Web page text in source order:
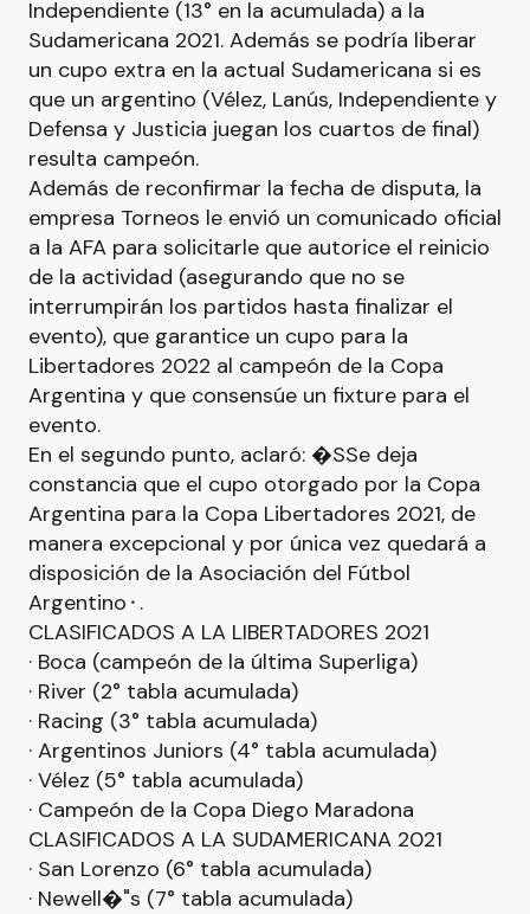
Independiente (13° en la acumulada) a la
Sudamericana 2021. Además se podría liberar
un cupo extra en la actual Sudamericana si es
que un argentino (Vélez, Lanús, Independiente y
Defensa y Justicia juegan los cuartos de final)
resulta campeón.
Además de reconfirmar la fecha de disputa, la
empresa Torneos le envió un comunicado oficial
a la AFA para solicitarle que autorice el reinicio
de la actividad (asegurando que no se
interrumpirán los partidos hasta finalizar el
evento), que garantice un cupo para la
Libertadores 2022 al campeón de la Copa
Argentina y que consensúe un fixture para el
evento.
En el segundo punto, aclaró: �SSe deja
constancia que el cupo otorgado por la Copa
Argentina para la Copa Libertadores 2021, de
manera excepcional y por única vez quedará a
disposición de la Asociación del Fútbol
Argentino⬝.
CLASIFICADOS A LA LIBERTADORES 2021
· Boca (campeón de la última Superliga)
· River (2° tabla acumulada)
· Racing (3° tabla acumulada)
· Argentinos Juniors (4° tabla acumulada)
· Vélez (5° tabla acumulada)
· Campeón de la Copa Diego Maradona
CLASIFICADOS A LA SUDAMERICANA 2021
· San Lorenzo (6° tabla acumulada)
· Newell�"s (7° tabla acumulada)